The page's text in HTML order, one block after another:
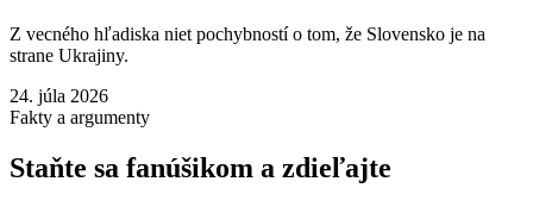
Z vecného hľadiska niet pochybností o tom, že Slovensko je na
strane Ukrajiny.
24. júla 2026
Fakty a argumenty
Staňte sa fanúšikom a zdieľajte